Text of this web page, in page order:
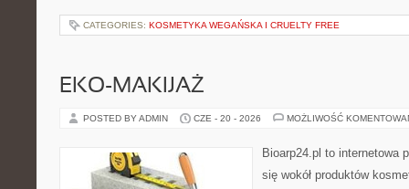
CATEGORIES: KOSMETYKA WEGAŃSKA I CRUELTY FREE
EKO-MAKIJAŻ
POSTED BY ADMIN CZE - 20 - 2026 MOŻLIWOŚĆ
Bioarp24.pl to internetowa
się wokół produktów